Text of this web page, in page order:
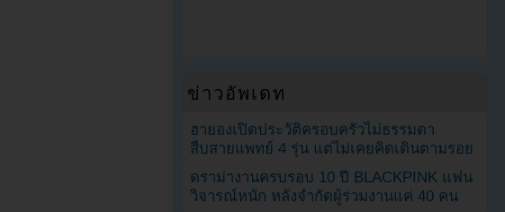
ข่าวอัพเดท
ฮายองเปิดประวัติครอบครัวไม่ธรรมดา
สืบสายแพทย์ 4 รุ่น แต่ไม่เคยคิดเดินตามรอย
ดราม่างานครบรอบ 10 ปี BLACKPINK แฟน
วิจารณ์หนัก หลังจำกัดผู้ร่วมงานแค่ 40 คน